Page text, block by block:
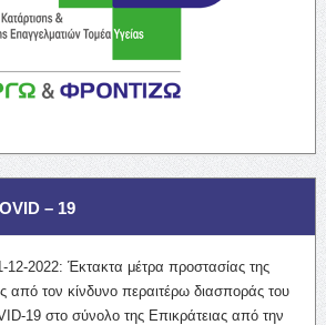
– 19
2022: Έκτακτα μέτρα προστασίας της
από τον κίνδυνο περαιτέρω διασποράς του
19 στο σύνολο της Επικράτειας από την